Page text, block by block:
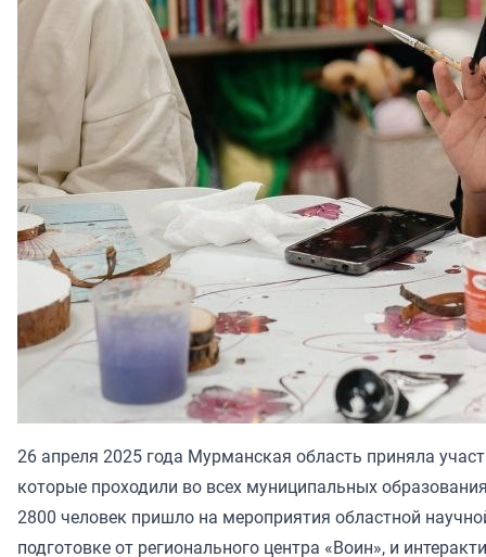
26 апреля 2025 года Мурманская область приняла
которые проходили во всех муниципальных
2800 человек пришло на мероприятия областной
подготовке от регионального центра «Воин», и